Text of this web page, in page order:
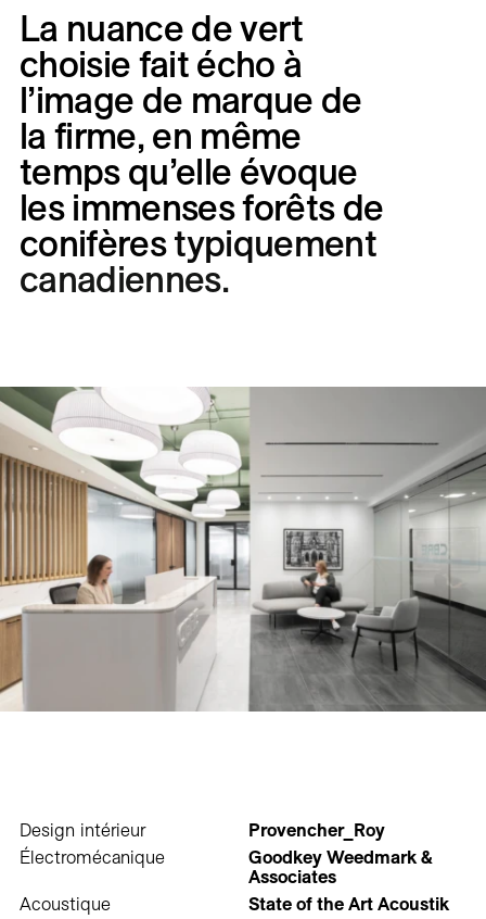
La nuance de vert
choisie fait écho à
l’image de marque de
la firme, en même
temps qu’elle évoque
les immenses forêts de
conifères typiquement
canadiennes.
Design intérieur
Provencher_Roy
Électromécanique
Goodkey Weedmark &
Associates
Acoustique
State of the Art Acoustik